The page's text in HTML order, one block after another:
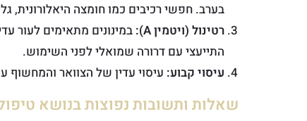
בערב. חפשי רכיבים כמו חומצה היאלורונית,
רטינול (ויטמין A):
במינונים מתאימים לעור
התייעצי עם דרורה שמואלי לפני השימוש.
עיסוי קבוע: עיסוי עדין של הצוואר והמחשוף
שאלות ותשובות נפוצות בנושא